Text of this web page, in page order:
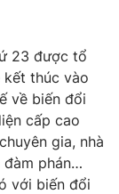
23 được tổ
kết thúc vào
về biến đổi
cấp cao
gia, nhà
đàm phán…
với biến đổi